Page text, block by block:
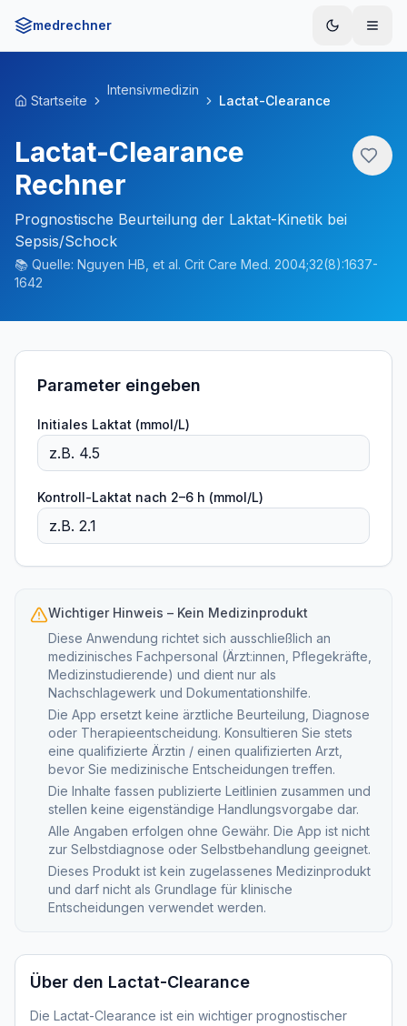
medrechner
Startseite
Intensivmedizin
Lactat-Clearance
Lactat-Clearance
Rechner
Prognostische Beurteilung der Laktat-Kinetik bei
Sepsis/Schock
📚 Quelle: Nguyen HB, et al. Crit Care Med. 2004;32(8):1637-
1642
Parameter eingeben
Initiales Laktat (mmol/L)
Kontroll-Laktat nach 2–6 h (mmol/L)
Wichtiger Hinweis – Kein Medizinprodukt
Diese Anwendung richtet sich ausschließlich an
medizinisches Fachpersonal (Ärzt:innen, Pflegekräfte,
Medizinstudierende) und dient nur als
Nachschlagewerk und Dokumentationshilfe.
Die App ersetzt keine ärztliche Beurteilung, Diagnose
oder Therapieentscheidung. Konsultieren Sie stets
eine qualifizierte Ärztin / einen qualifizierten Arzt,
bevor Sie medizinische Entscheidungen treffen.
Die Inhalte fassen publizierte Leitlinien zusammen und
stellen keine eigenständige Handlungsvorgabe dar.
Alle Angaben erfolgen ohne Gewähr. Die App ist nicht
zur Selbstdiagnose oder Selbstbehandlung geeignet.
Dieses Produkt ist kein zugelassenes Medizinprodukt
und darf nicht als Grundlage für klinische
Entscheidungen verwendet werden.
Über den Lactat-Clearance
Die Lactat-Clearance ist ein wichtiger prognostischer